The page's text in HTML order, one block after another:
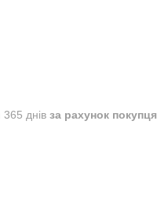
днів за рахунок покупця